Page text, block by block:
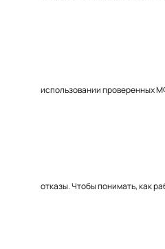
использовании проверенных
отказы. Чтобы понимать, как